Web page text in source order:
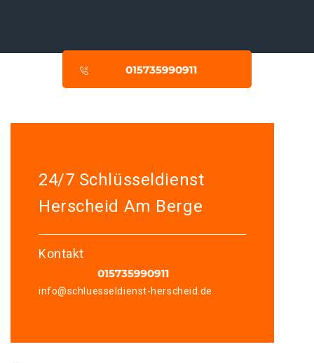
24/7 Schlüsseldienst
Herscheid Am Berge
Kontakt
info@schluesseldienst-herscheid.de